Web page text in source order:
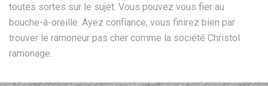
toutes sortes sur le sujet. Vous pouvez vous fier au
bouche-à-oreille. Ayez confiance, vous finirez bien par
trouver le ramoneur pas cher comme la société Christol
ramonage.